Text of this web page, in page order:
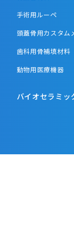
手術用ルーペ
頭蓋骨用カスタム
歯科用骨補填材料
動物用医療機器
バイオセラミッ